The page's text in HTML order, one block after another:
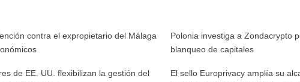
contra el expropietario del Málaga
Polonia investiga a Zondacrypto
blanqueo de capitales
de EE. UU. flexibilizan la gestión del
El sello Europrivacy amplía su